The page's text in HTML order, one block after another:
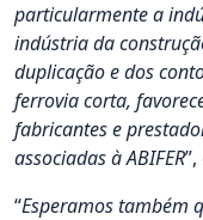
particularmente a
indústria da
duplicação e dos
ferrovia corta,
fabricantes e
associadas à ABIFER
“Esperamos também